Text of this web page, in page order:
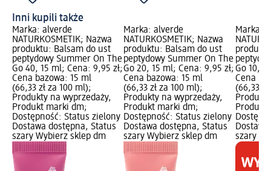
Inni kupili także
Marka: alverde
NATURKOSMETIK; Nazwa
produktu: Balsam do ust
peptydowy Summer On The
Go 40, 15 ml; Cena: 9,95 zł;
Cena bazowa: 15 ml
(66,33 zł za 100 ml);
Produkty na wyprzedaży,
Produkt marki dm;
Dostępność: Status zielony
Dostawa dostępna, Status
szary Wybierz sklep dm
Marka: alverde
NATURKOSMETIK; Nazwa
produktu: Balsam do ust
peptydowy Summer On The
Go 20, 15 ml; Cena: 9,95 zł;
Cena bazowa: 15 ml
(66,33 zł za 100 ml);
Produkty na wyprzedaży,
Produkt marki dm;
Dostępność: Status zielony
Dostawa dostępna, Status
szary Wybierz sklep dm
Marka:
Go 10,
Cena
(66,33
Produkt
szary